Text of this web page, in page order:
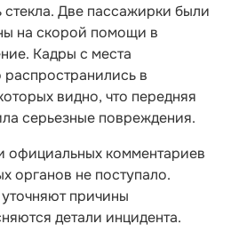
стекла. Две пассажирки были
на скорой помощи в
Кадры с места
в
видно, что передняя
серьезные повреждения.
официальных комментариев
органов не поступало.
причины
детали инцидента.